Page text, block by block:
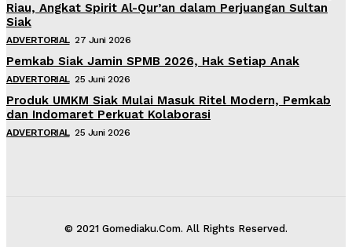
Riau, Angkat Spirit Al-Qur’an dalam Perjuangan Sultan
Siak
ADVERTORIAL 27 Juni 2026
Pemkab Siak Jamin SPMB 2026, Hak Setiap Anak
ADVERTORIAL 25 Juni 2026
Produk UMKM Siak Mulai Masuk Ritel Modern, Pemkab
dan Indomaret Perkuat Kolaborasi
ADVERTORIAL 25 Juni 2026
© 2021 Gomediaku.Com. All Rights Reserved.